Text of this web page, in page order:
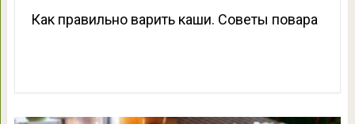
Как правильно варить каши. Советы повара